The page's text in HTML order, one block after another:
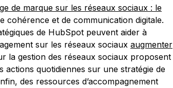
de marque sur les réseaux sociaux : le
cohérence et de communication digitale.
de HubSpot peuvent aider à
sur les réseaux sociaux augmenter
la gestion des réseaux sociaux proposent
quotidiennes sur une stratégie de
des ressources d’accompagnement